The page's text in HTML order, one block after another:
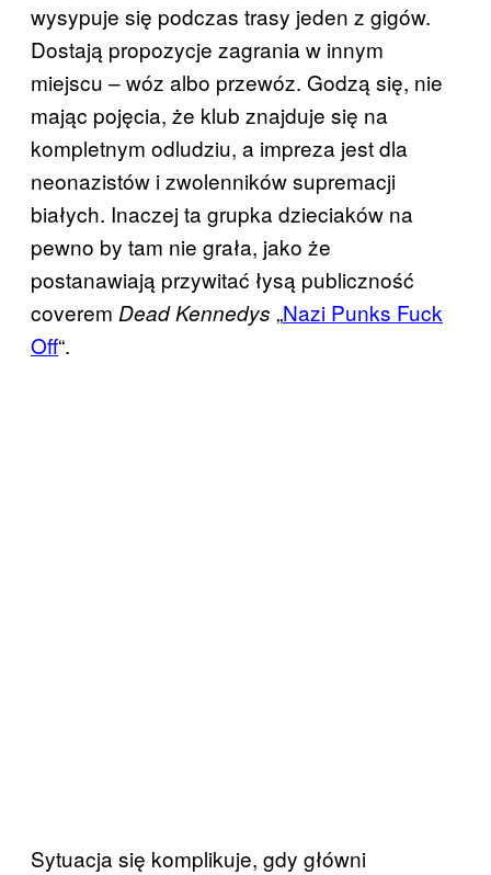
wysypuje się podczas trasy jeden z gigów.
Dostają propozycje zagrania w innym
miejscu – wóz albo przewóz. Godzą się, nie
mając pojęcia, że klub znajduje się na
kompletnym odludziu, a impreza jest dla
neonazistów i zwolenników supremacji
białych. Inaczej ta grupka dzieciaków na
pewno by tam nie grała, jako że
postanawiają przywitać łysą publiczność
coverem Dead Kennedys „Nazi Punks Fuck
Off“.
Sytuacja się komplikuje, gdy główni